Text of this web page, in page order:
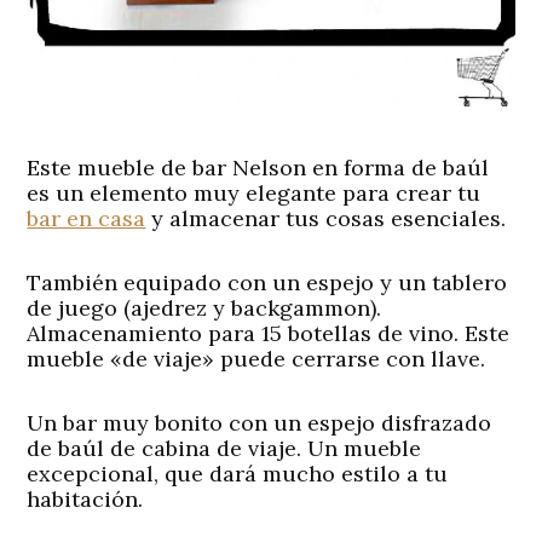
Este mueble de bar Nelson en forma de baúl
es un elemento muy elegante para crear tu
bar en casa y almacenar tus cosas esenciales.
También equipado con un espejo y un tablero
de juego (ajedrez y backgammon).
Almacenamiento para 15 botellas de vino. Este
mueble «de viaje» puede cerrarse con llave.
Un bar muy bonito con un espejo disfrazado
de baúl de cabina de viaje. Un mueble
excepcional, que dará mucho estilo a tu
habitación.